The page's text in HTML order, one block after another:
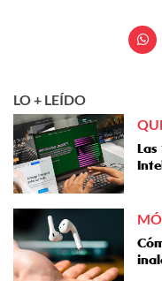
LO + LEÍDO
Las